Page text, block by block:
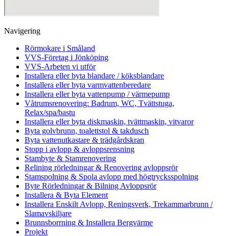
Navigering
Rörmokare i Småland
VVS-Företag i Jönköping
VVS-Arbeten vi utför
Installera eller byta blandare / köksblandare
Installera eller byta varmvattenberedare
Installera eller byta vattenpump / värmepump
Våtrumsrenovering: Badrum, WC, Tvättstuga,
Relax/spa/bastu
Installera eller byta diskmaskin, tvättmaskin, vitvaror
Byta golvbrunn, toalettstol & takdusch
Byta vattenutkastare & trädgårdskran
Stopp i avlopp & avloppsrensning
Stambyte & Stamrenovering
Relining rörledningar & Renovering avloppsrör
Stamspolning & Spola avlopp med högtrycksspolning
Byte Rörledningar & Bilning Avloppsrör
Installera & Byta Element
Installera Enskilt Avlopp, Reningsverk, Trekammarbrunn /
Slamavskiljare
Brunnsborrning & Installera Bergvärme
Projekt